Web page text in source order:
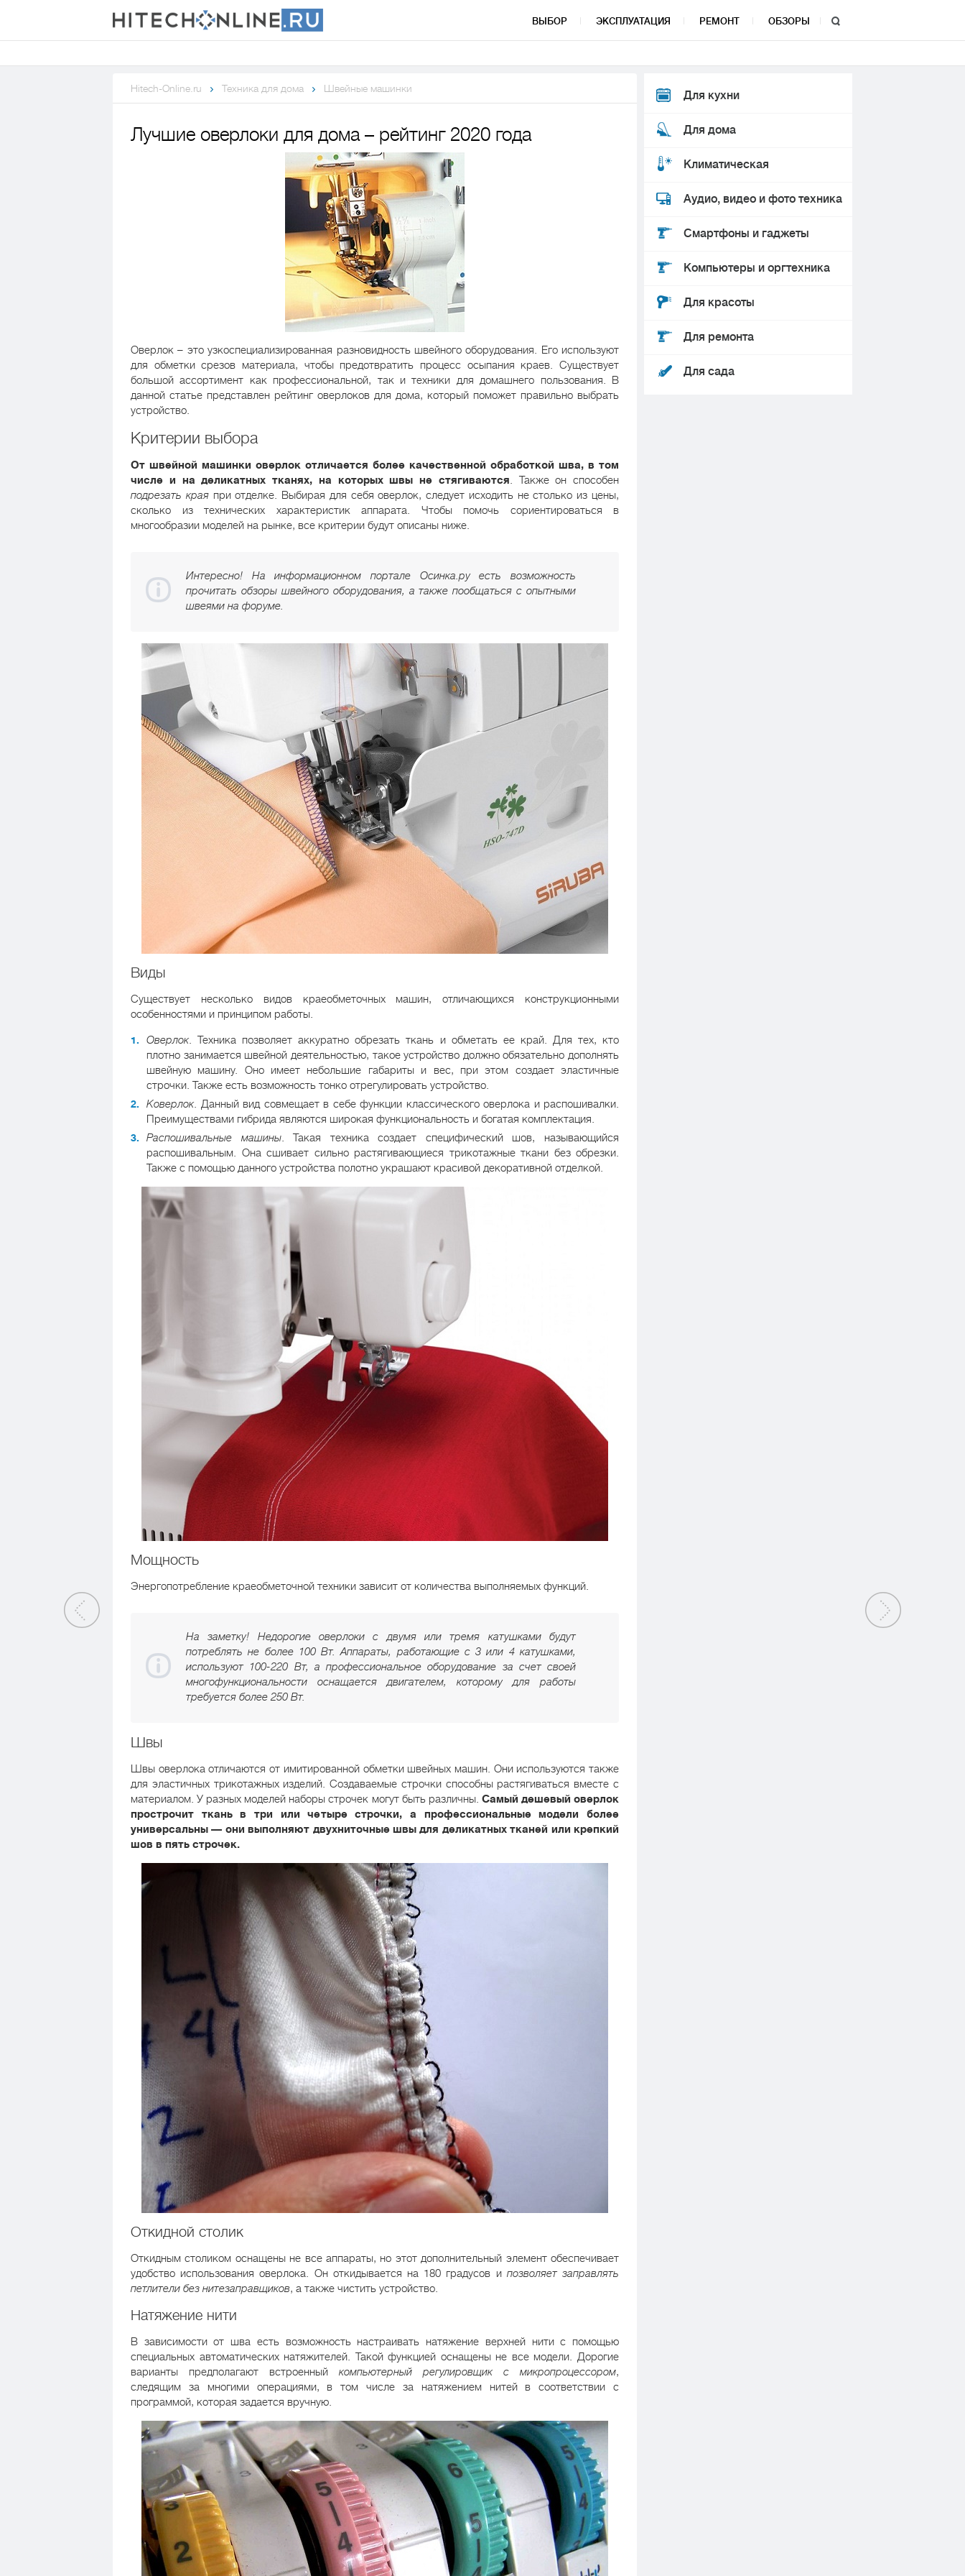
ВЫБОР ЭКСПЛУАТАЦИЯ РЕМОНТ ОБЗОРЫ
Hitech-Online.ru Техника для дома Швейные машинки
Лучшие оверлоки для дома – рейтинг 2020 года
Оверлок – это узкоспециализированная разновидность швейного оборудования. Его используют
для обметки срезов материала, чтобы предотвратить процесс осыпания краев. Существует
большой ассортимент как профессиональной, так и техники для домашнего пользования. В
данной статье представлен рейтинг оверлоков для дома, который поможет правильно выбрать
устройство.
Критерии выбора
От швейной машинки оверлок отличается более качественной обработкой шва, в том
числе и на деликатных тканях, на которых швы не стягиваются . Также он способен
подрезать краяпри отделке. Выбирая для себя оверлок, следует исходить не столько из цены,
сколько из технических характеристик аппарата. Чтобы помочь сориентироваться в
многообразии моделей на рынке, все критерии будут описаны ниже.
Интересно! На информационном портале Осинка.ру есть возможность
прочитать обзоры швейного оборудования, а также пообщаться с опытными
швеями на форуме.
Виды
Существует несколько видов краеобметочных машин, отличающихся конструкционными
особенностями и принципом работы.
Оверлок . Техника позволяет аккуратно обрезать ткань и обметать ее край. Для тех, кто
плотно занимается швейной деятельностью, такое устройство должно обязательно дополнять
швейную машину. Оно имеет небольшие габариты и вес, при этом создает эластичные
строчки. Также есть возможность тонко отрегулировать устройство.
Коверлок . Данный вид совмещает в себе функции классического оверлока и распошивалки.
Преимуществами гибрида являются широкая функциональность и богатая комплектация.
Распошивальные машины. Такая техника создает специфический шов, называющийся
распошивальным. Она сшивает сильно растягивающиеся трикотажные ткани без обрезки.
Также с помощью данного устройства полотно украшают красивой декоративной отделкой.
Мощность
Энергопотребление краеобметочной техники зависит от количества выполняемых функций.
На заметку! Недорогие оверлоки с двумя или тремя катушками будут
потреблять не более 100 Вт. Аппараты, работающие с 3 или 4 катушками,
используют 100-220 Вт, а профессиональное оборудование за счет своей
многофункциональности оснащается двигателем, которому для работы
требуется более 250 Вт.
Швы
Швы оверлока отличаются от имитированной обметки швейных машин. Они используются также
для эластичных трикотажных изделий. Создаваемые строчки способны растягиваться вместе с
материалом. У разных моделей наборы строчек могут быть различны. Самый дешевый оверлок
прострочит ткань в три или четыре строчки, а профессиональные модели более
универсальны — они выполняют двухниточные швы для деликатных тканей или крепкий
шов в пять строчек.
Откидной столик
Откидным столиком оснащены не все аппараты, но этот дополнительный элемент обеспечивает
удобство использования оверлока. Он откидывается на 180 градусов и позволяет заправлять
петлители без нитезаправщиков, а также чистить устройство.
Натяжение нити
В зависимости от шва есть возможность настраивать натяжение верхней нити с помощью
специальных автоматических натяжителей. Такой функцией оснащены не все модели. Дорогие
варианты предполагают встроенный компьютерный регулировщик с микропроцессором,
следящим за многими операциями, в том числе за натяжением нитей в соответствии с
программой, которая задается вручную.
Для кухни
Для дома
Климатическая
Аудио, видео и фото техника
Смартфоны и гаджеты
Компьютеры и оргтехника
Для красоты
Для ремонта
Для сада